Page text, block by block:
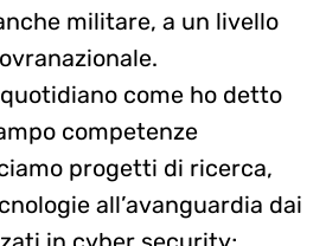
militare, a un livello
come ho detto
competenze
progetti di ricerca,
all’avanguardia dai